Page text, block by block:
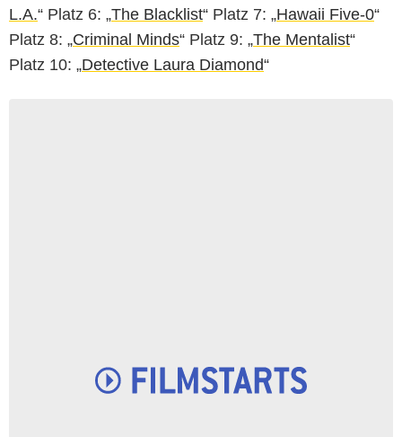
L.A.“ Platz 6: „The Blacklist“ Platz 7: „Hawaii Five-0“
Platz 8: „Criminal Minds“ Platz 9: „The Mentalist“
Platz 10: „Detective Laura Diamond“